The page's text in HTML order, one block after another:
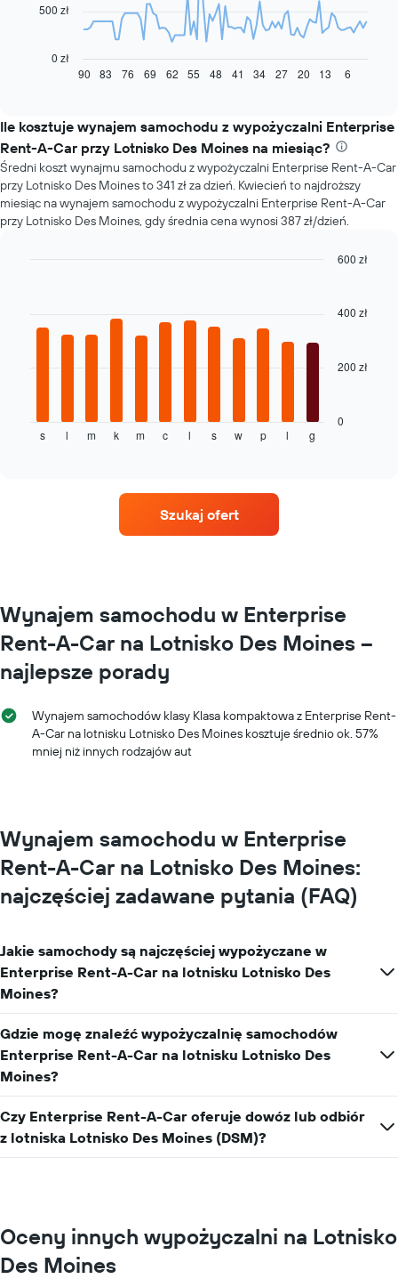
Następujący
pokazuje,
cena
za
wynajem
samochodu
wraz
ze
zbliżaniem
przed
rezerwacją
wynajem
samochodu
0 zł
500 zł
90 48 6
83 76 69 62 55 41 34 27 20 13
Ile kosztuje wynajem samochodu z wypożyczalni Enterprise
Rent-A-Car przy Lotnisko Des Moines na miesiąc?
Średni koszt wynajmu samochodu z wypożyczalni Enterprise Rent-A-Car
przy Lotnisko Des Moines to 341 zł za dzień. Kwiecień to najdroższy
miesiąc na wynajem samochodu z wypożyczalni Enterprise Rent-A-Car
przy Lotnisko Des Moines, gdy średnia cena wynosi 387 zł/dzień.
bars.
średnią
cenę
X
przedstawiającą
roku
ma
oś
wynajem
samochodu
na
jeden
dzień
s l m k m c l s w p l g
0
200 zł
400 zł
600 zł
Szukaj ofert
Wynajem samochodu w Enterprise
Rent-A-Car na Lotnisko Des Moines –
najlepsze porady
Wynajem samochodów klasy Klasa kompaktowa z Enterprise Rent-
A-Car na lotnisku Lotnisko Des Moines kosztuje średnio ok. 57%
mniej niż innych rodzajów aut
Wynajem samochodu w Enterprise
Rent-A-Car na Lotnisko Des Moines:
najczęściej zadawane pytania (FAQ)
Jakie samochody są najczęściej wypożyczane w
Enterprise Rent-A-Car na lotnisku Lotnisko Des
Moines?
Gdzie mogę znaleźć wypożyczalnię samochodów
Enterprise Rent-A-Car na lotnisku Lotnisko Des
Moines?
Czy Enterprise Rent-A-Car oferuje dowóz lub odbiór
z lotniska Lotnisko Des Moines (DSM)?
Oceny innych wypożyczalni na Lotnisko
Des Moines